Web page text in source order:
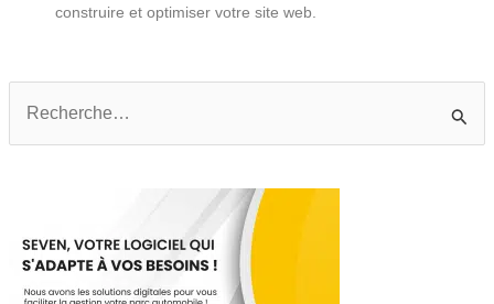
construire et optimiser votre site web.
Rechercher :